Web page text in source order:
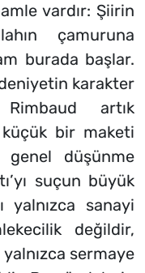
vardır: Şiirin
çamuruna
burada başlar.
karakter
artık
küçük bir maketi
genel düşünme
suçun büyük
yalnızca sanayi
değildir,
sermaye